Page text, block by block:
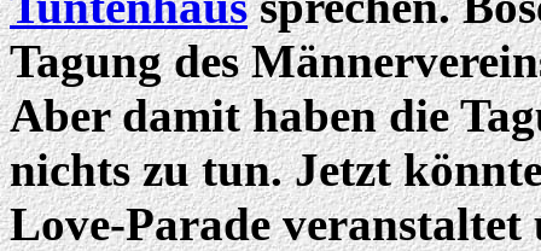
Tagung des
Aber damit haben die
nichts zu tun. Jetzt
Love-Parade veranstaltet